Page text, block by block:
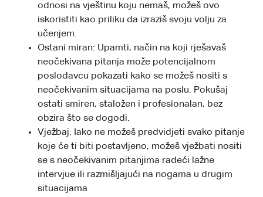
odnosi na vještinu koju nemaš, možeš ovo
iskoristiti kao priliku da izraziš svoju volju za
učenjem.
Ostani miran: Upamti, način na koji rješavaš
neočekivana pitanja može potencijalnom
poslodavcu pokazati kako se možeš nositi s
neočekivanim situacijama na poslu. Pokušaj
ostati smiren, staložen i profesionalan, bez
obzira što se dogodi.
Vježbaj: Iako ne možeš predvidjeti svako pitanje
koje će ti biti postavljeno, možeš vježbati nositi
se s neočekivanim pitanjima radeći lažne
intervjue ili razmišljajući na nogama u drugim
situacijama